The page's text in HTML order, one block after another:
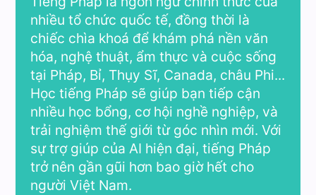
nhiều tổ chức quốc tế, đồng thời là
chiếc chìa khoá để khám phá nền văn
hóa, nghệ thuật, ẩm thực và cuộc sống
tại Pháp, Bỉ, Thụy Sĩ, Canada, châu Phi...
Học tiếng Pháp sẽ giúp bạn tiếp cận
nhiều học bổng, cơ hội nghề nghiệp, và
trải nghiệm thế giới từ góc nhìn mới. Với
sự trợ giúp của AI hiện đại, tiếng Pháp
trở nên gần gũi hơn bao giờ hết cho
người Việt Nam.